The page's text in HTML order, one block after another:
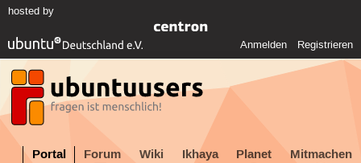
hosted by
Anmelden Registrieren
Portal Forum Wiki Ikhaya Planet Mitmachen